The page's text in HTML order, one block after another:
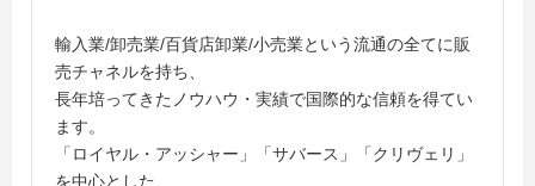
輸入業/卸売業/百貨店卸業/小売業という流通の全てに販
売チャネルを持ち、
長年培ってきたノウハウ・実績で国際的な信頼を得てい
ます。
「ロイヤル・アッシャー」「サバース」「クリヴェリ」
を中心とした